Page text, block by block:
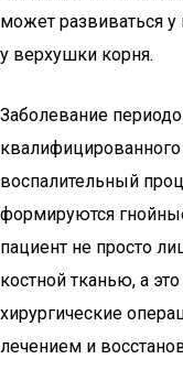
может развиваться
у верхушки корня.
Заболевание
квалифицированного
воспалительный
формируются
пациент не просто
костной тканью, а
хирургические
лечением и